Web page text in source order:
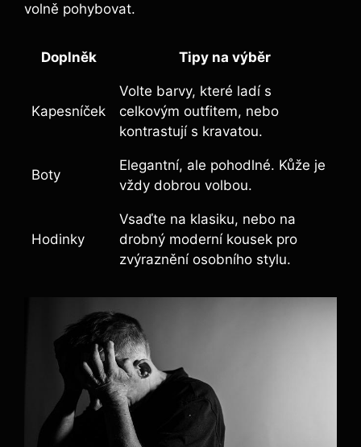
volně pohybovat.
Doplněk Tipy na výběr
Kapesníček
Volte barvy, které ladí s
celkovým outfitem, nebo
kontrastují s kravatou.
Boty
Elegantní, ale pohodlné. Kůže je
vždy dobrou volbou.
Hodinky
Vsaďte na klasiku, nebo na
drobný moderní kousek pro
zvýraznění osobního stylu.